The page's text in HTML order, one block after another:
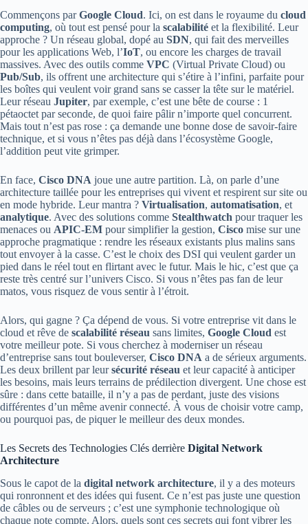
Commençons parGoogle Cloud. Ici, on est dans le royaume du cloud
computing, où tout est pensé pour la scalabilité et la flexibilité. Leur
approche ? Un réseau global, dopé au SDN, qui fait des merveilles
pour les applications Web, l’IoT, ou encore les charges de travail
massives. Avec des outils comme VPC (Virtual Private Cloud) ou
Pub/Sub, ils offrent une architecture qui s’étire à l’infini, parfaite pour
les boîtes qui veulent voir grand sans se casser la tête sur le matériel.
Leur réseau Jupiter, par exemple, c’est une bête de course : 1
pétaoctet par seconde, de quoi faire pâlir n’importe quel concurrent.
Mais tout n’est pas rose : ça demande une bonne dose de savoir-faire
technique, et si vous n’êtes pas déjà dans l’écosystème Google,
l’addition peut vite grimper.
En face, Cisco DNA joue une autre partition. Là, on parle d’une
architecture taillée pour les entreprises qui vivent et respirent sur site ou
en mode hybride. Leur mantra ? Virtualisation, automatisation, et
analytique. Avec des solutions comme Stealthwatch pour traquer les
menaces ou APIC-EM pour simplifier la gestion, Cisco mise sur une
approche pragmatique : rendre les réseaux existants plus malins sans
tout envoyer à la casse. C’est le choix des DSI qui veulent garder un
pied dans le réel tout en flirtant avec le futur. Mais le hic, c’est que ça
reste très centré sur l’univers Cisco. Si vous n’êtes pas fan de leur
matos, vous risquez de vous sentir à l’étroit.
Alors, qui gagne ? Ça dépend de vous. Si votre entreprise vit dans le
cloud et rêve de scalabilité réseau sans limites, Google Cloud est
votre meilleur pote. Si vous cherchez à moderniser un réseau
d’entreprise sans tout bouleverser, Cisco DNA a de sérieux arguments.
Les deux brillent par leursécurité réseau et leur capacité à anticiper
les besoins, mais leurs terrains de prédilection divergent. Une chose est
sûre : dans cette bataille, il n’y a pas de perdant, juste des visions
différentes d’un même avenir connecté. À vous de choisir votre camp,
ou pourquoi pas, de piquer le meilleur des deux mondes.
Les Secrets des Technologies Clés derrière Digital Network
Architecture
Sous le capot de la digital network architecture, il y a des moteurs
qui ronronnent et des idées qui fusent. Ce n’est pas juste une question
de câbles ou de serveurs ; c’est une symphonie technologique où
chaque note compte. Alors, quels sont ces secrets qui font vibrer les